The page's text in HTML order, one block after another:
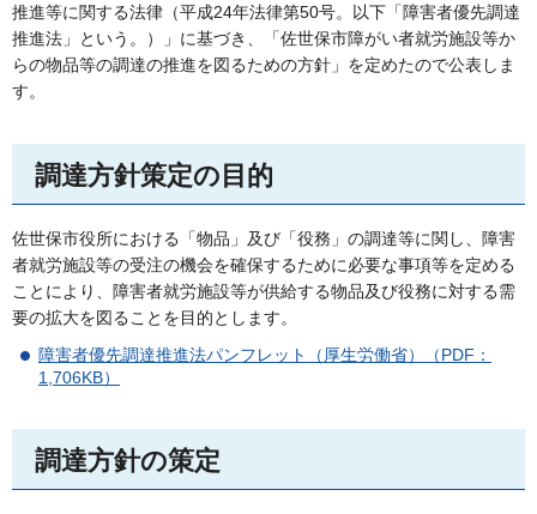
推進等に関する法律（平成24年法律第50号。以下「障害者優先調達
推進法」という。）」に基づき、「佐世保市障がい者就労施設等か
らの物品等の調達の推進を図るための方針」を定めたので公表しま
す。
調達方針策定の目的
佐世保市役所における「物品」及び「役務」の調達等に関し、障害
者就労施設等の受注の機会を確保するために必要な事項等を定める
ことにより、障害者就労施設等が供給する物品及び役務に対する需
要の拡大を図ることを目的とします。
障害者優先調達推進法パンフレット（厚生労働省）（PDF：
1,706KB）
調達方針の策定